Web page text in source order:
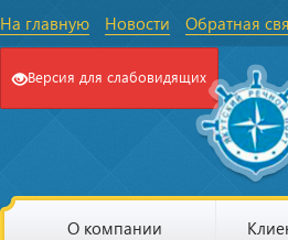
На главную Новости Обратная
Версия для слабовидящих
О компании